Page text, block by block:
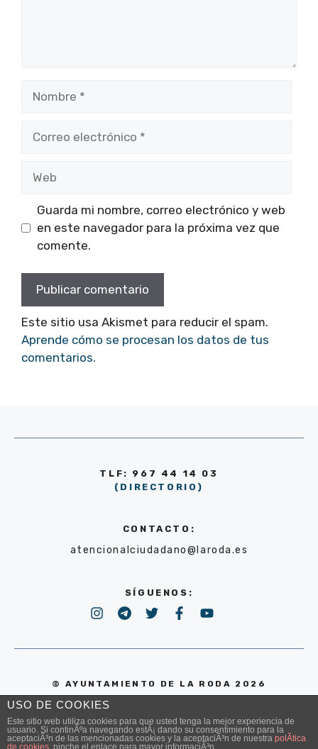
Guarda mi nombre, correo electrónico y web
en este navegador para la próxima vez que
comente.
Este sitio usa Akismet para reducir el spam.
Aprende cómo se procesan los datos de tus
comentarios.
TLF: 967 44 14 03
(DIRECTORIO)
CONTACTO:
atencionalciudadano@laroda.es
SÍGUENOS:
© AYUNTAMIENTO DE LA RODA 2026
POLÍTICA DE PRIVACIDAD
USO DE COOKIES
Este sitio web utiliza cookies para que usted tenga la mejor experiencia de
usuario. Si continÃºa navegando estÃ¡ dando su consentimiento para la
aceptaciÃ³n de las mencionadas cookies y la aceptaciÃ³n de nuestra polÃ­tica
de cookies , pinche el enlace para mayor informaciÃ³n.